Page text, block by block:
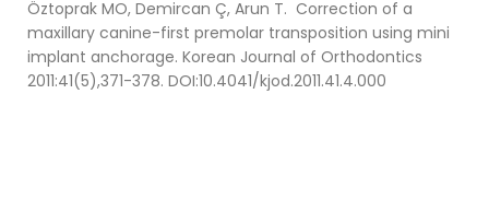
Öztoprak MO, Demircan Ç, Arun T. Correction of a
maxillary canine-first premolar transposition using mini
implant anchorage. Korean Journal of Orthodontics
2011:41(5),371-378. DOI:10.4041/kjod.2011.41.4.000